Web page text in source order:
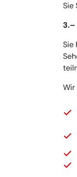
Sie
3.–
Sie
Wir